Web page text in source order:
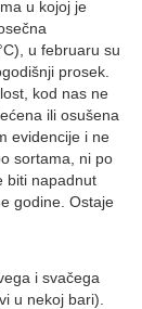
u kojoj je
u februaru su
prosek.
kod nas ne
ili osušena
evidencije i ne
sortama, ni po
biti napadnut
godine. Ostaje
i svačega
u nekoj bari).